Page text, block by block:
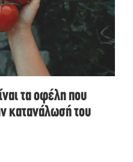
τα οφέλη που
κατανάλωσή του